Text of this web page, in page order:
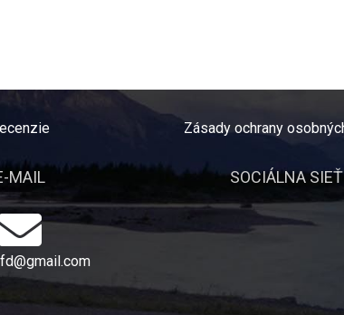
Zásady ochrany
MAIL SOCIÁLNA